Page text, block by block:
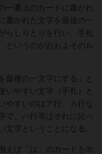
一番上のカードに書かれ
書かれた文字を最後の一
らしりとりを行い、手札
というのがおおよそのル
最後の一文字にする」と
いやすい文字（手札）と
やすいのはア行、カ行な
で、ハ行等はそれに比べ
文字ということになる。
えば「は」のカードを出